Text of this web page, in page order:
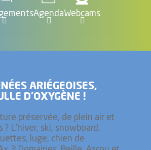
AgendaWebcams
ARIÉGEOISES,
D’OXYGÈNE !
préservée, de plein air et
? L'hiver, ski, snowboard,
luge, chien de